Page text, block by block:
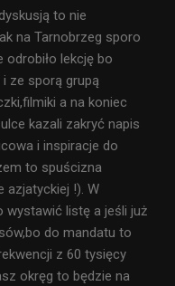
to nie
na Tarnobrzeg sporo
odrobiło lekcję bo
ze sporą grupą
a na koniec
kazali zakryć napis
i inspiracje do
to spuścizna
azjatyckiej !). W
wystawić listę a jeśli już
do mandatu to
z 60 tysięcy
okręg to będzie na